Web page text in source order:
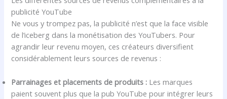
publicité YouTube
Ne vous y trompez pas, la publicité n’est que la face visible
de l’iceberg dans la monétisation des YouTubers. Pour
agrandir leur revenu moyen, ces créateurs diversifient
considérablement leurs sources de revenus :
Parrainages et placements de produits : Les marques
paient souvent plus que la pub YouTube pour intégrer leurs